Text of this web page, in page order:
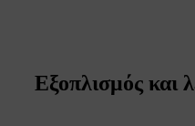
Εξοπλισμός και